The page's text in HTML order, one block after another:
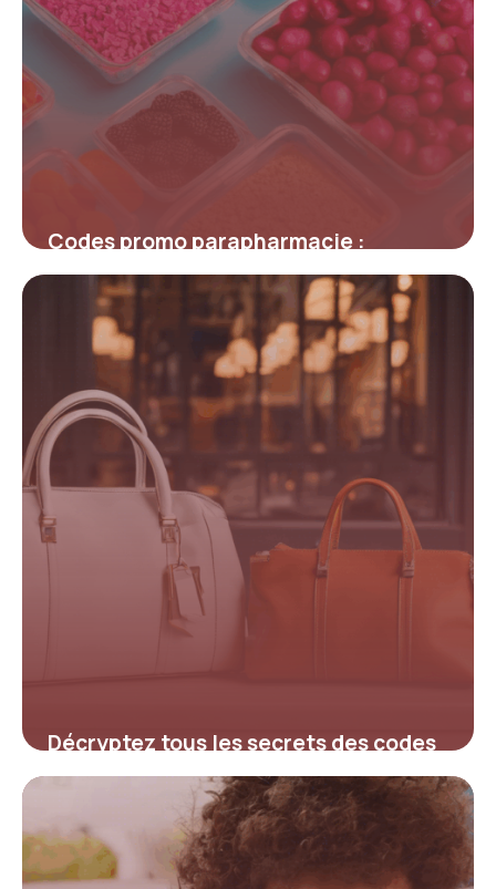
Codes promo parapharmacie :
astuces inédites pour maximiser vos
économies
4 juillet 2025
Décryptez tous les secrets des codes
promo Le Sac Outlet pour maximiser
vos économies
4 juillet 2025